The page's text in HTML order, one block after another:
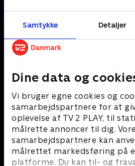
Samtykke Detaljer
Dine data og
Vi bruger egne cookies og
samarbejdspartnere for at
oplevelse af TV 2 PLAY, til
målrette annoncer til dig.
samarbejdspartnere kan
målrettet markedsføring på
platforme. Du kan til- og
Andre så også
Franske drømmeslotte
Livsstil • 6 sæsoner